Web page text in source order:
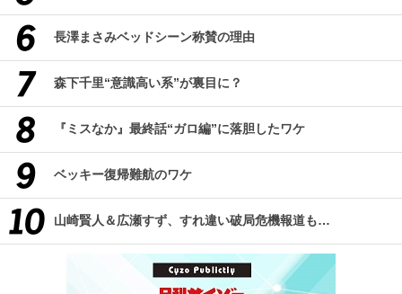
長澤まさみベッドシーン称賛の理由
森下千里“意識高い系”が裏目に？
『ミスなか』最終話“ガロ編”に落胆したワケ
ベッキー復帰難航のワケ
山崎賢人＆広瀬すず、すれ違い破局危機報道も…